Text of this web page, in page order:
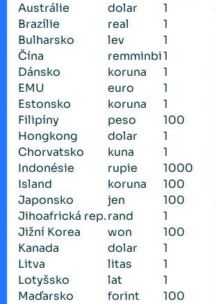
Austrálie
dolar 1
Brazílie
real 1
Bulharsko
lev 1
Čína
remminbi1
Dánsko
koruna 1
EMU
euro 1
Estonsko
koruna 1
Filipíny
peso 100
Hongkong
dolar 1
Chorvatsko
kuna 1
Indonésie
rupie 1000
Island
koruna 100
Japonsko
jen 100
Jihoafrická rep.rand 1
Jižní Korea
won 100
Kanada
dolar 1
Litva
litas 1
Lotyšsko
lat 1
Maďarsko
forint 100